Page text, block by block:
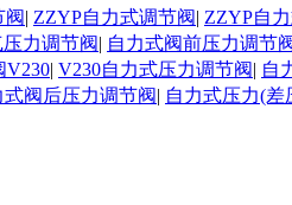
阀| ZZYP自力式调节阀| ZZYP自
力调节阀| 自力式阀前压力调节
V230| V230自力式压力调节阀| 自
式阀后压力调节阀| 自力式压力(差